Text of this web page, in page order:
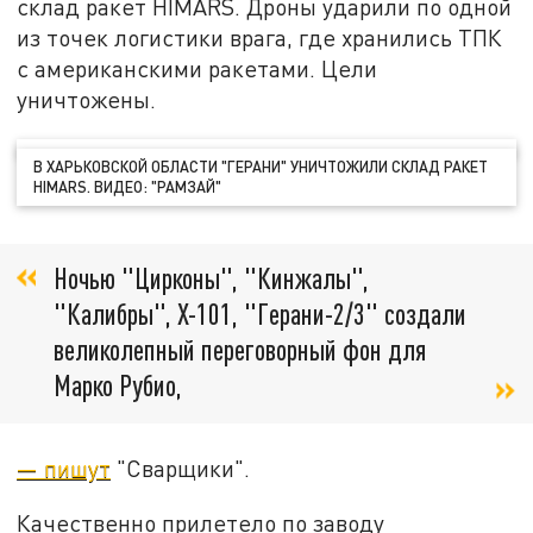
склад ракет HIMARS. Дроны ударили по одной
из точек логистики врага, где хранились ТПК
с американскими ракетами. Цели
уничтожены.
В ХАРЬКОВСКОЙ ОБЛАСТИ "ГЕРАНИ" УНИЧТОЖИЛИ СКЛАД РАКЕТ
HIMARS. ВИДЕО: "РАМЗАЙ"
Ночью "Цирконы", "Кинжалы",
"Калибры", Х-101, "Герани-2/3" создали
великолепный переговорный фон для
Марко Рубио,
— пишут "Сварщики".
Качественно прилетело по заводу